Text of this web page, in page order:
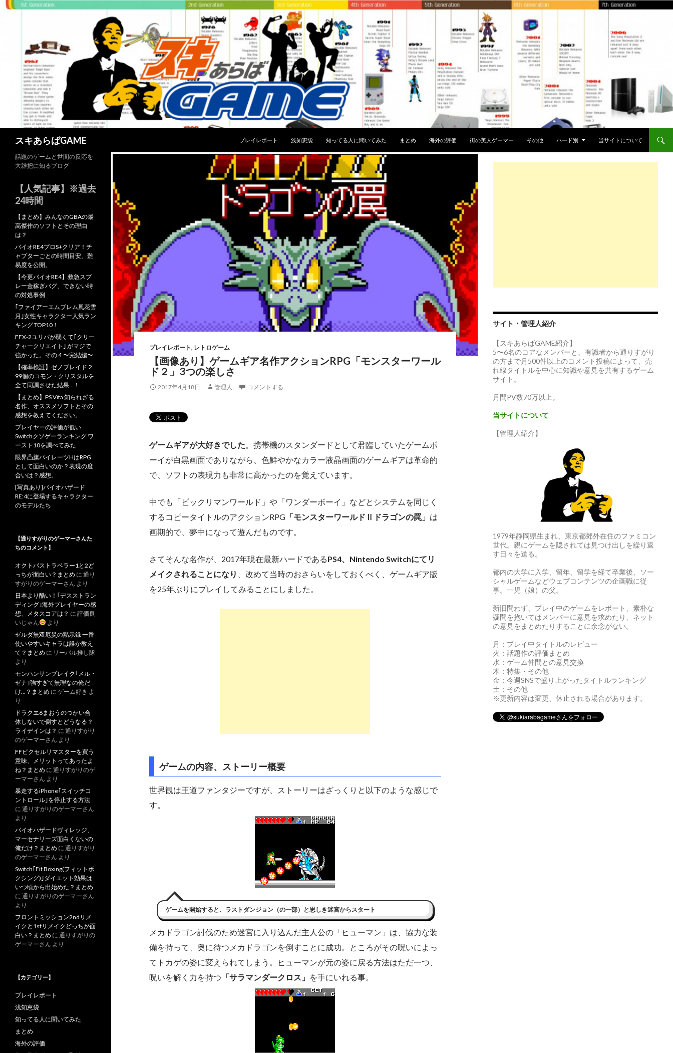
スキあらばGAME
プレイレポート
浅知恵袋 知ってる人に聞いてみた まとめ 海外の評価 街の美人ゲーマー その他 ハード別 当サイトについて
プレイレポート, レトロゲーム
【画像あり】ゲームギア名作アクションRPG「モンスターワール
ド２」3つの楽しさ
2017年4月18日 管理人 コメントする
ゲームギアが大好きでした。携帯機のスタンダードとして君臨していたゲームボ
ーイが白黒画面でありながら、色鮮やかなカラー液晶画面のゲームギアは革命的
で、ソフトの表現力も非常に高かったのを覚えています。
中でも「ビックリマンワールド」や「ワンダーボーイ」などとシステムを同じく
するコピータイトルのアクションRPG「モンスターワールドⅡドラゴンの罠」 は
画期的で、夢中になって遊んだものです。
さてそんな名作が、2017年現在最新ハードであるPS4、Nintendo Switchにてリ
メイクされることになり
、改めて当時のおさらいをしておくべく、ゲームギア版
を25年ぶりにプレイしてみることにしました。
ゲームの内容、ストーリー概要
世界観は王道ファンタジーですが、ストーリーはざっくりと以下のような感じで
す。
ゲームを開始すると、ラストダンジョン（の一部）と思しき迷宮からスタート
メカドラゴン討伐のため迷宮に入り込んだ主人公の「ヒューマン」は、協力な装
備を持って、奥に待つメカドラゴンを倒すことに成功。ところがその呪いによっ
てトカゲの姿に変えられてしまう。ヒューマンが元の姿に戻る方法はただ一つ、
呪いを解く力を持つ 「サラマンダークロス」 を手にいれる事。
サイト・管理人紹介
【スキあらばGAME紹介】
5〜6名のコアなメンバーと、有識者から通りすがり
の方まで月500件以上のコメント投稿によって、売
れ線タイトルを中心に知識や意見を共有するゲーム
サイト。
月間PV数70万以上。
当サイトについて
【管理人紹介】
1979年静岡県生まれ、東京都郊外在住のファミコン
世代。親にゲームを隠されては見つけ出しを繰り返
す日々を送る。
都内の大学に入学、留年、留学を経て卒業後、ソー
シャルゲームなどウェブコンテンツの企画職に従
事。一児（娘）の父。
新旧問わず、プレイ中のゲームをレポート、素朴な
疑問を抱いてはメンバーに意見を求めたり、ネット
の意見をまとめたりすることに余念がない。
月：プレイ中タイトルのレビュー
火：話題作の評価まとめ
水：ゲーム仲間との意見交換
木：特集・その他
金：今週SNSで盛り上がったタイトルランキング
土：その他
※更新内容は変更、休止される場合があります。
話題のゲームと世間の反応を
大雑把に知るブログ
【人気記事】※過去
24時間
【まとめ】みんなのGBAの最
高傑作のソフトとその理由
は？
バイオRE4プロS+クリア！チ
ャプターごとの時間目安、難
易度を公開。
【今更バイオRE4】救急スプ
レー金稼ぎバグ、できない時
の対処事例
｢ファイアーエムブレム風花雪
月｣女性キャラクター人気ラン
キング TOP10！
FFX-2ユリパが弱くて｢クリー
チャークリエイト｣ がマジで
強かった。その４〜完結編〜
【確率検証】ゼノブレイド２
99個のコモン・クリスタルを
全て同調させた結果…！
【まとめ】PS Vita 知られざる
名作、オススメソフトとその
感想を教えてください。
プレイヤーの評価が低い
Switchクソゲーランキング ワ
ースト10を調べてみた
限界凸旗パイレーツHはRPG
として面白いのか？表現の度
合いは？感想。
[写真あり]バイオハザード
RE:4に登場するキャラクター
のモデルたち
【通りすがりのゲーマーさんた
ちのコメント】
オクトパストラベラー1と2ど
っちが面白い？まとめ に 通り
すがりのゲーマーさん より
日本より酷い！｢デスストラン
ディング｣海外プレイヤーの感
想、メタスコアは？ に 評価良
いじゃん
より
ゼルダ無双厄災の黙示録 一番
使いやすいキャラは誰か教え
て？まとめ に リーバル推し隊
より
モンハンサンブレイク｢メル・
ゼナ｣強すぎて無理なの俺だ
け…？まとめ に ゲーム好き よ
り
ドラクエ6まおうのつかい合
体しないで倒すとどうなる？
ライデインは？ に 通りすがり
のゲーマーさん より
FFピクセルリマスターを買う
意味、メリットってあったよ
ね？まとめ に 通りすがりのゲ
ーマーさん より
暴走するiPhone｢スイッチコ
ントロール｣を停止する方法
に 通りすがりのゲーマーさん
より
バイオハザードヴィレッジ、
マーセナリーズ面白くないの
俺だけ？まとめ に 通りすがり
のゲーマーさん より
Switch｢Fit Boxing(フィットボ
クシング)｣ダイエット効果は
いつ頃から出始めた？まとめ
に 通りすがりのゲーマーさん
より
フロントミッション2ndリメ
イクと1stリメイクどっちが面
白い？まとめ に 通りすがりの
ゲーマーさん より
【カテゴリー】
プレイレポート
浅知恵袋
知ってる人に聞いてみた
まとめ
海外の評価